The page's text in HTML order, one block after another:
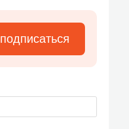
подписаться